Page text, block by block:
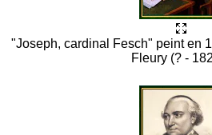
"Joseph, cardinal Fesch" peint en
Fleury (? -